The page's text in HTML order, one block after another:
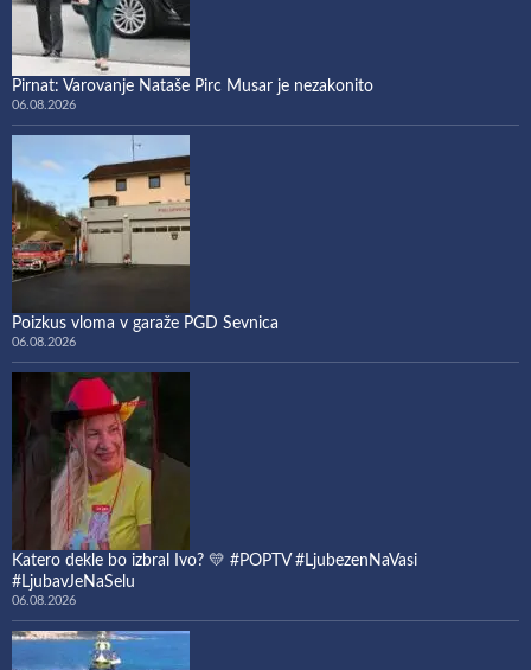
Pirnat: Varovanje Nataše Pirc Musar je nezakonito
06.08.2026
Poizkus vloma v garaže PGD Sevnica
06.08.2026
Katero dekle bo izbral Ivo? 💛 #POPTV #LjubezenNaVasi
#LjubavJeNaSelu
06.08.2026